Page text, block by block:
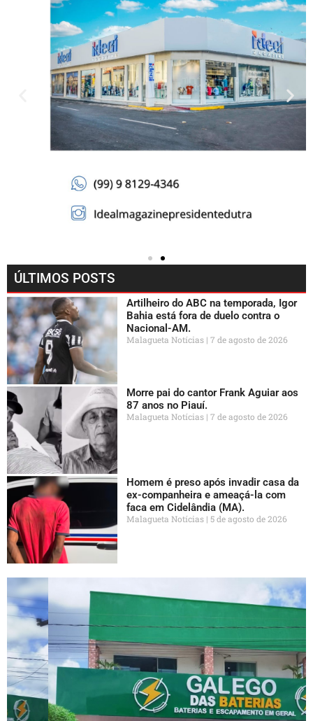
ÚLTIMOS POSTS
Artilheiro do ABC na temporada, Igor
Bahia está fora de duelo contra o
Nacional-AM.
Malagueta Notícias 7 de agosto de 2026
Morre pai do cantor Frank Aguiar aos
87 anos no Piauí.
Malagueta Notícias 7 de agosto de 2026
Homem é preso após invadir casa da
ex-companheira e ameaçá-la com
faca em Cidelândia (MA).
Malagueta Notícias 5 de agosto de 2026